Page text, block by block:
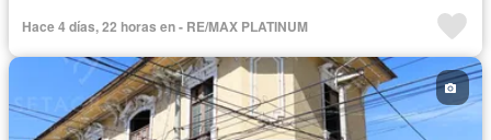
Hace 4 días, 22 horas en - RE/MAX PLATINUM